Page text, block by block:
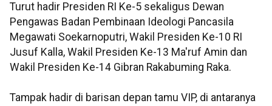
Turut hadir Presiden RI Ke-5 sekaligus Dewan
Pengawas Badan Pembinaan Ideologi Pancasila
Megawati Soekarnoputri, Wakil Presiden Ke-10 RI
Jusuf Kalla, Wakil Presiden Ke-13 Ma'ruf Amin dan
Wakil Presiden Ke-14 Gibran Rakabuming Raka.
Tampak hadir di barisan depan tamu VIP, di antaranya